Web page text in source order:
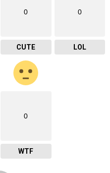
0
CUTE
0
LOL
0
WTF